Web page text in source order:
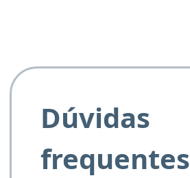
Dúvidas
frequentes